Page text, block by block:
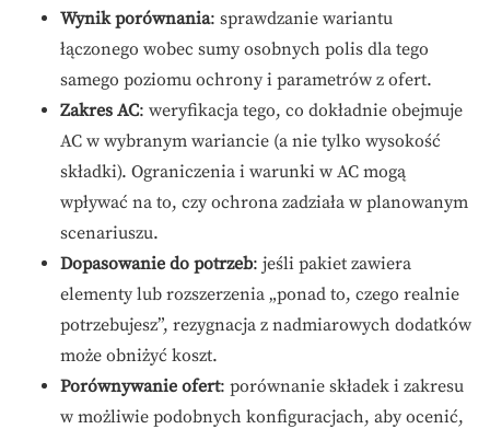
Wynik porównania: sprawdzanie wariantu
łączonego wobec sumy osobnych polis dla tego
samego poziomu ochrony i parametrów z ofert.
Zakres AC: weryfikacja tego, co dokładnie obejmuje
AC w wybranym wariancie (a nie tylko wysokość
składki). Ograniczenia i warunki w AC mogą
wpływać na to, czy ochrona zadziała w planowanym
scenariuszu.
Dopasowanie do potrzeb: jeśli pakiet zawiera
elementy lub rozszerzenia „ponad to, czego realnie
potrzebujesz”, rezygnacja z nadmiarowych dodatków
może obniżyć koszt.
Porównywanie ofert: porównanie składek i zakresu
w możliwie podobnych konfiguracjach, aby ocenić,